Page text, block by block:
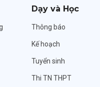
Dạy và Học
Thông báo
Kế hoạch
Tuyển sinh
Thi TN THPT